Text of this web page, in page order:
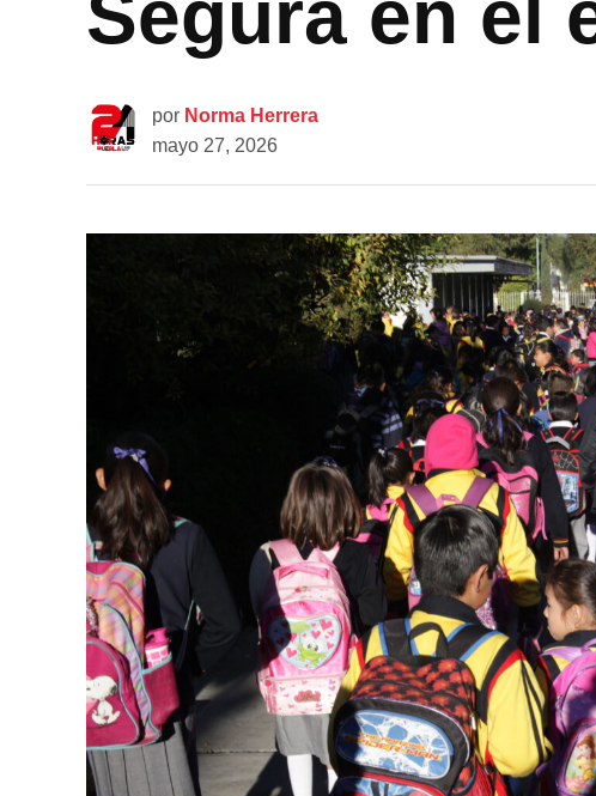
por Norma Herrera
mayo 27, 2026